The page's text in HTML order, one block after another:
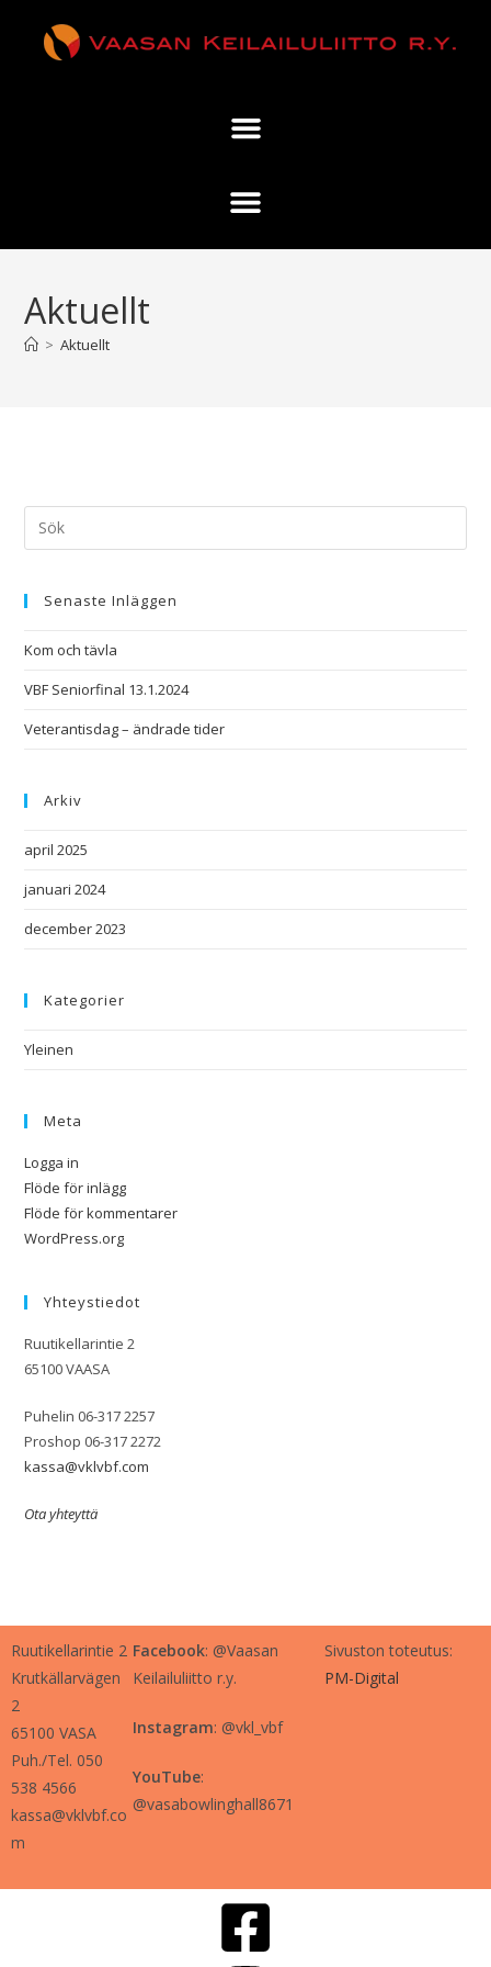
Aktuellt
> Aktuellt
Senaste Inläggen
Kom och tävla
VBF Seniorfinal 13.1.2024
Veterantisdag – ändrade tider
Arkiv
april 2025
januari 2024
december 2023
Kategorier
Yleinen
Meta
Logga in
Flöde för inlägg
Flöde för kommentarer
WordPress.org
Yhteystiedot
Ruutikellarintie 2
65100 VAASA
Puhelin 06-317 2257
Proshop 06-317 2272
kassa@vklvbf.com
Ota yhteyttä
Ruutikellarintie 2
Krutkällarvägen
2
65100 VASA
Puh./Tel. 050
538 4566
kassa@vklvbf.co
m
Facebook: @Vaasan
Keilailuliitto r.y.
Instagram: @vkl_vbf
YouTube:
@vasabowlinghall8671
Sivuston toteutus:
PM-Digital